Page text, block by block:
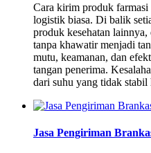
Cara kirim produk farmasi
logistik biasa. Di balik
produk kesehatan
tanpa khawatir menjadi
mutu, keamanan, dan
tangan penerima.
dari suhu yang tidak
Jasa Pengiriman